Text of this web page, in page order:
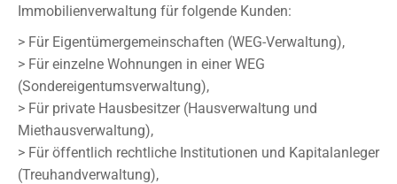
Immobilienverwaltung für folgende Kunden:
> Für Eigentümergemeinschaften (WEG-Verwaltung),
> Für einzelne Wohnungen in einer WEG
(Sondereigentumsverwaltung),
> Für private Hausbesitzer (Hausverwaltung und
Miethausverwaltung),
> Für öffentlich rechtliche Institutionen und Kapitalanleger
(Treuhandverwaltung),